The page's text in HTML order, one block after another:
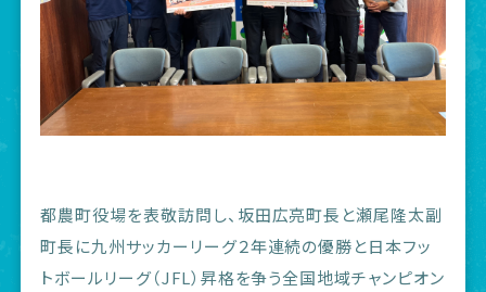
都農町役場を表敬訪問し、坂田広亮町長と瀬尾隆太副
町長に九州サッカーリーグ２年連続の優勝と日本フッ
トボールリーグ（JFL）昇格を争う全国地域チャンピオン